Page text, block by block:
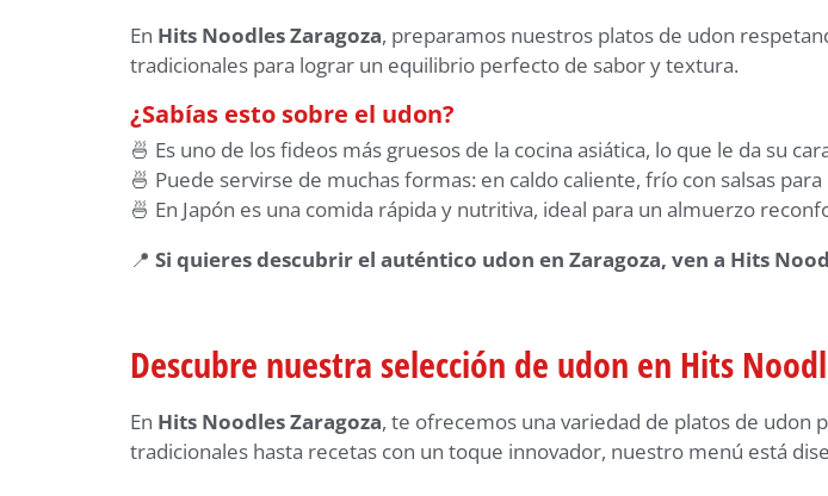
En Hits Noodles Zaragoza, preparamos nuestros platos de udon
tradicionales para lograr un equilibrio perfecto de sabor y textura.
¿Sabías esto sobre el udon?
🍜 Es uno de los fideos más gruesos de la cocina asiática, lo que le da su
🍜 Puede servirse de muchas formas: en caldo caliente, frío con salsas
🍜 En Japón es una comida rápida y nutritiva, ideal para un almuerzo
📍 Si quieres descubrir el auténtico udon en Zaragoza, ven a Hits
Descubre nuestra selección de udon en Hits
En Hits Noodles Zaragoza, te ofrecemos una variedad de platos de udon
tradicionales hasta recetas con un toque innovador, nuestro menú está